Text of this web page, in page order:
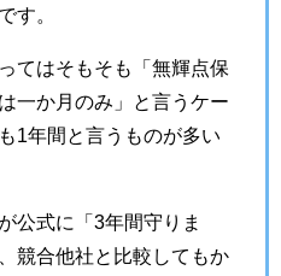
す。
てはそもそも「無輝点保
一か月のみ」と言うケー
1年間と言うものが多い
公式に「3年間守りま
競合他社と比較してもか